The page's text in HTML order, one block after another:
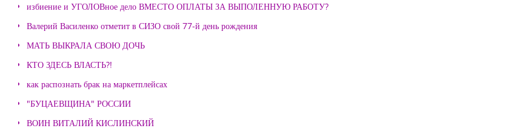
избиение и УГОЛОВное дело ВМЕСТО ОПЛАТЫ ЗА ВЫПОЛЕННУЮ РАБОТУ?
Валерий Василенко отметит в СИЗО свой 77-й день рождения
МАТЬ ВЫКРАЛА СВОЮ ДОЧЬ
КТО ЗДЕСЬ ВЛАСТЬ?!
как распознать брак на маркетплейсах
"БУЦАЕВЩИНА" РОССИИ
ВОИН ВИТАЛИЙ КИСЛИНСКИЙ